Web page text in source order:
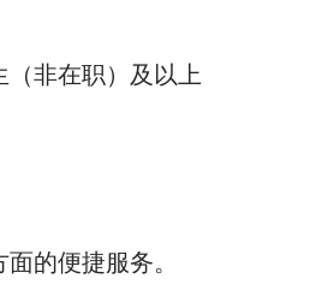
非在职）及以上
的便捷服务。